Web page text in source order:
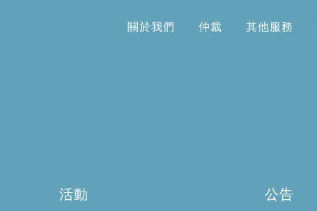
關於我們
仲裁
其他服務
活動 公告